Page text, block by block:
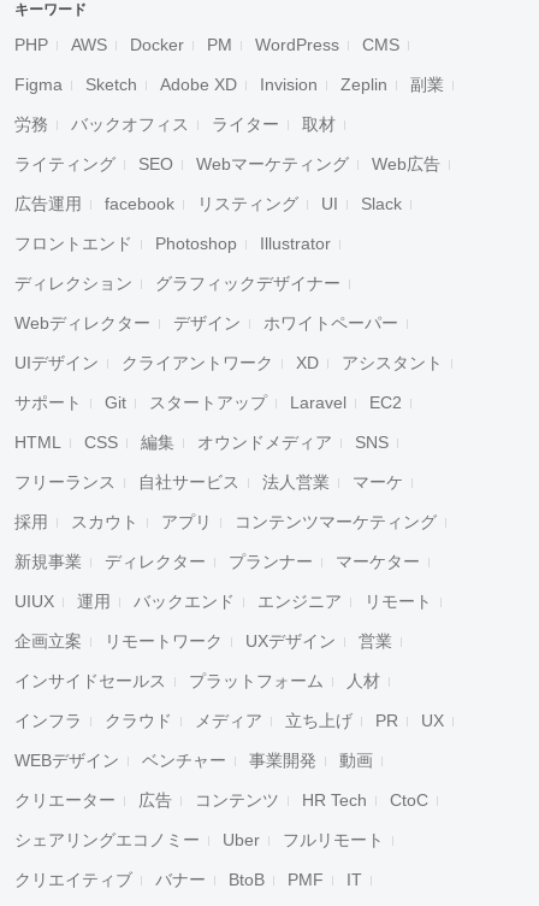
キーワード
PHP AWS Docker PM WordPress CMS
Figma Sketch Adobe XD Invision Zeplin 副業
労務 バックオフィス ライター 取材
ライティング SEO Webマーケティング Web広告
広告運用 facebook リスティング UI Slack
フロントエンド Photoshop Illustrator
ディレクション グラフィックデザイナー
Webディレクター デザイン ホワイトペーパー
UIデザイン クライアントワーク XD アシスタント
サポート Git スタートアップ Laravel EC2
HTML CSS 編集 オウンドメディア SNS
フリーランス 自社サービス 法人営業 マーケ
採用 スカウト アプリ コンテンツマーケティング
新規事業 ディレクター プランナー マーケター
UIUX 運用 バックエンド エンジニア リモート
企画立案 リモートワーク UXデザイン 営業
インサイドセールス プラットフォーム 人材
インフラ クラウド メディア 立ち上げ PR UX
WEBデザイン ベンチャー 事業開発 動画
クリエーター 広告 コンテンツ HR Tech CtoC
シェアリングエコノミー Uber フルリモート
クリエイティブ バナー BtoB PMF IT